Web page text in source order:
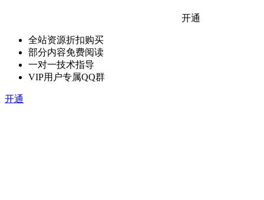
开通
全站资源折扣购买
部分内容免费阅读
一对一技术指导
VIP用户专属QQ群
开通